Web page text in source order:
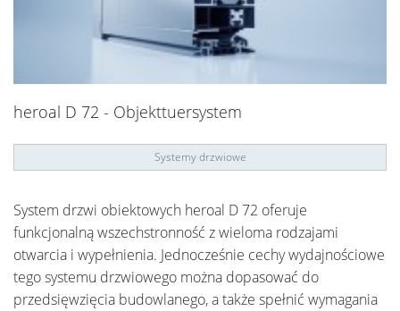
heroal D 72 - Objekttuersystem
Systemy drzwiowe
System drzwi obiektowych heroal D 72 oferuje
funkcjonalną wszechstronność z wieloma rodzajami
otwarcia i wypełnienia. Jednocześnie cechy wydajnościowe
tego systemu drzwiowego można dopasować do
przedsięwzięcia budowlanego, a także spełnić wymagania